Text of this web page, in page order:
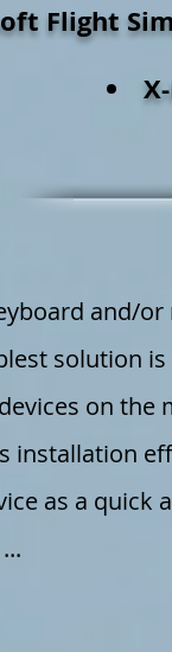
Flight
and/or
solution is
on the
installation
as a quick